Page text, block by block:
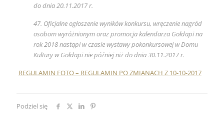
do dnia 20.11.2017 r.
47. Oficjalne ogłoszenie wyników konkursu, wręczenie nagród
osobom wyróżnionym oraz promocja kalendarza Gołdapi na
rok 2018 nastąpi w czasie wystawy pokonkursowej w Domu
Kultury w Gołdapi nie później niż do dnia 30.11.2017 r.
REGULAMIN FOTO – REGULAMIN PO ZMIANACH Z 10-10-2017
Podziel się